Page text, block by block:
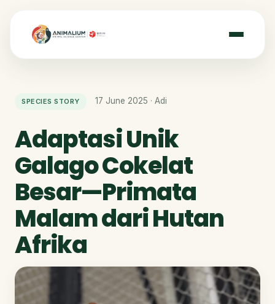
SPECIES STORY 17 June 2025 · Adi
Adaptasi Unik
Galago Cokelat
Besar—Primata
Malam dari Hutan
Afrika